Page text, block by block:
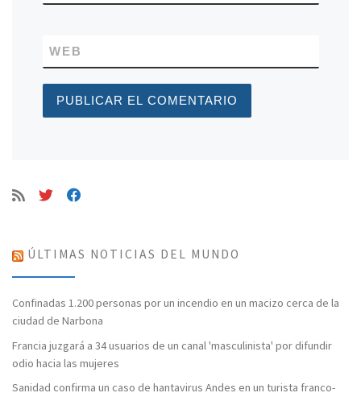
WEB
ÚLTIMAS NOTICIAS DEL MUNDO
Confinadas 1.200 personas por un incendio en un macizo cerca de la
ciudad de Narbona
Francia juzgará a 34 usuarios de un canal 'masculinista' por difundir
odio hacia las mujeres
Sanidad confirma un caso de hantavirus Andes en un turista franco-